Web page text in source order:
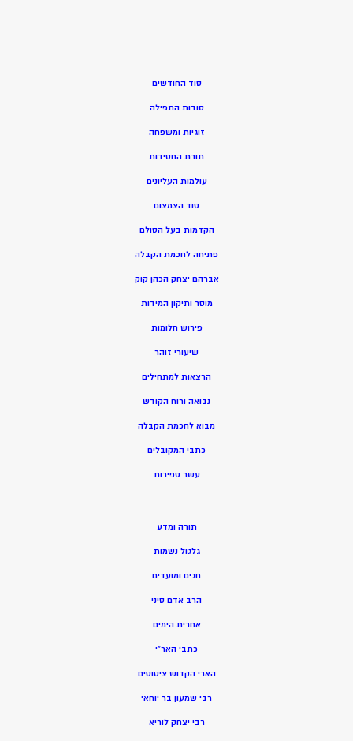
סוד החודשים
סודות התפילה
זוגיות ומשפחה
תורת החסידות
עולמות העליונים
סוד הצמצום
הקדמות בעל הסולם
פתיחה לחכמת הקבלה
אברהם יצחק הכהן קוק
מוסר ותיקון המידות
פירוש חלומות
שיעורי זוהר
הרצאות למתחילים
נבואה ורוח הקודש
מבוא לחכמת הקבלה
כתבי המקובלים
עשר ספירות
תורה ומדע
גלגול נשמות
חגים ומועדים
הרב אדם סיני
אחרית הימים
כתבי האר”י
הארי הקדוש ציטוטים
רבי שמעון בר יוחאי
רבי יצחק לוריא